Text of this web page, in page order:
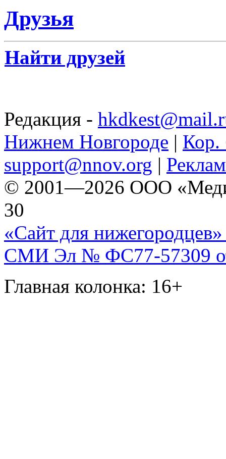
Друзья
Найти друзей
Редакция -
Нижнем Новгороде | Кор.
support@nnov.org |
© 2001—2026 ООО
30
«Сайт для нижегородцев»
СМИ Эл № ФС77-57309
Главная колонка: 16+